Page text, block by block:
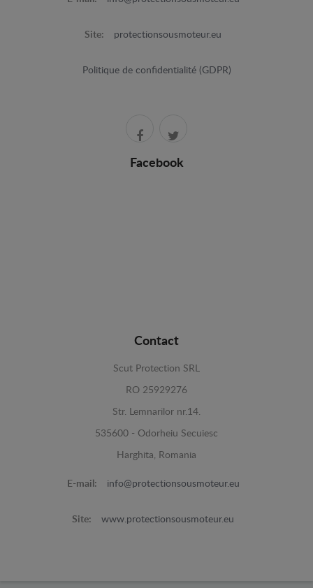
Site: protectionsousmoteur.eu
Politique de confidentialité (GDPR)
Facebook
Contact
Scut Protection SRL
RO 25929276
Str. Lemnarilor nr.14.
535600 - Odorheiu Secuiesc
Harghita, Romania
E-mail: info@protectionsousmoteur.eu
Site: www.protectionsousmoteur.eu